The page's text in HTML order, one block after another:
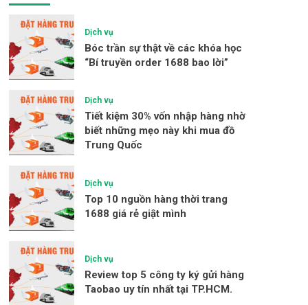
Dịch vụ
Bóc trần sự thật về các khóa học
“Bí truyền order 1688 bao lời”
Dịch vụ
Tiết kiệm 30% vốn nhập hàng nhờ
biết những mẹo này khi mua đồ
Trung Quốc
Dịch vụ
Top 10 nguồn hàng thời trang
1688 giá rẻ giật mình
Dịch vụ
Review top 5 công ty ký gửi hàng
Taobao uy tín nhất tại TP.HCM.